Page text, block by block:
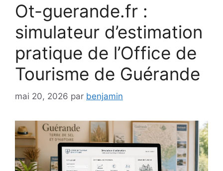
Ot-guerande.fr :
simulateur d’estimation
pratique de l’Office de
Tourisme de Guérande
mai 20, 2026 par benjamin